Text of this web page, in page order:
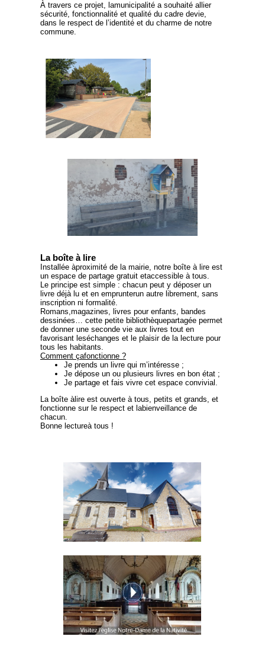
À travers ce projet, lamunicipalité a souhaité allier
sécurité, fonctionnalité et qualité du cadre devie,
dans le respect de l’identité et du charme de notre
commune.
La boîte à lire
Installée àproximité de la mairie, notre boîte à lire est
un espace de partage gratuit etaccessible à tous.
Le principe est simple : chacun peut y déposer un
livre déjà lu et en emprunterun autre librement, sans
inscription ni formalité.
Romans,magazines, livres pour enfants, bandes
dessinées… cette petite bibliothèquepartagée permet
de donner une seconde vie aux livres tout en
favorisant leséchanges et le plaisir de la lecture pour
tous les habitants.
Comment çafonctionne ?
Je prends un livre qui m’intéresse ;
Je dépose un ou plusieurs livres en bon état ;
Je partage et fais vivre cet espace convivial.
La boîte àlire est ouverte à tous, petits et grands, et
fonctionne sur le respect et labienveillance de
chacun.
Bonne lectureà tous !